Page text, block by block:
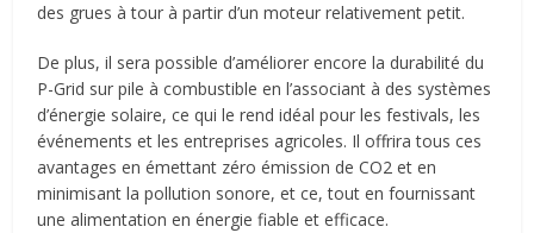
des grues à tour à partir d’un moteur relativement petit.
De plus, il sera possible d’améliorer encore la durabilité du
P-Grid sur pile à combustible en l’associant à des systèmes
d’énergie solaire, ce qui le rend idéal pour les festivals, les
événements et les entreprises agricoles. Il offrira tous ces
avantages en émettant zéro émission de CO2 et en
minimisant la pollution sonore, et ce, tout en fournissant
une alimentation en énergie fiable et efficace.